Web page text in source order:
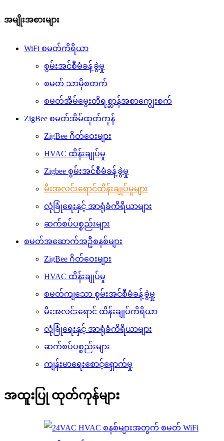
အမျိုးအစားများ
WiFi စမတ်ကိရိယာ
စွမ်းအင်စီမံခန့်ခွဲမှု
စမတ် သာမိုစတက်
စမတ်အိမ်မွေးတိရစ္ဆာန်အစာကျွေးစက်
ZigBee စမတ်အိမ်ထုတ်ကုန်
ZigBee ဂိတ်ဝေးများ
HVAC ထိန်းချုပ်မှု
Zigbee စွမ်းအင်စီမံခန့်ခွဲမှု
မီးအလင်းရောင်ထိန်းချုပ်မှုများ
လုံခြုံရေးနှင့် အာရုံခံကိရိယာများ
ဆက်စပ်ပစ္စည်းများ
စမတ်အဆောက်အဦစနစ်များ
ZigBee ဂိတ်ဝေးများ
HVAC ထိန်းချုပ်မှု
စမတ်ကျသော စွမ်းအင်စီမံခန့်ခွဲမှု
မီးအလင်းရောင် ထိန်းချုပ်ကိရိယာ
လုံခြုံရေးနှင့် အာရုံခံကိရိယာများ
ဆက်စပ်ပစ္စည်းများ
ကျန်းမာရေးစောင့်ရှောက်မှု
အထူးပြု ထုတ်ကုန်များ